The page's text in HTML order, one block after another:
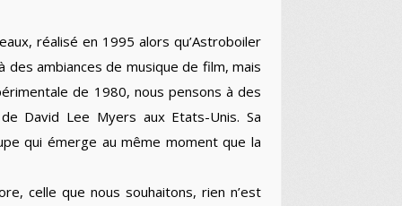
réalisé en 1995 alors qu’Astroboiler
ambiances de musique de film, mais
de 1980, nous pensons à des
David Lee Myers aux Etats-Unis. Sa
qui émerge au même moment que la
celle que nous souhaitons, rien n’est